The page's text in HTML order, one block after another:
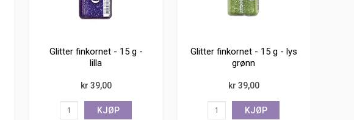
Glitter finkornet - 15 g -
lilla
kr 39,00
KJØP
Glitter finkornet - 15 g - lys
grønn
kr 39,00
KJØP